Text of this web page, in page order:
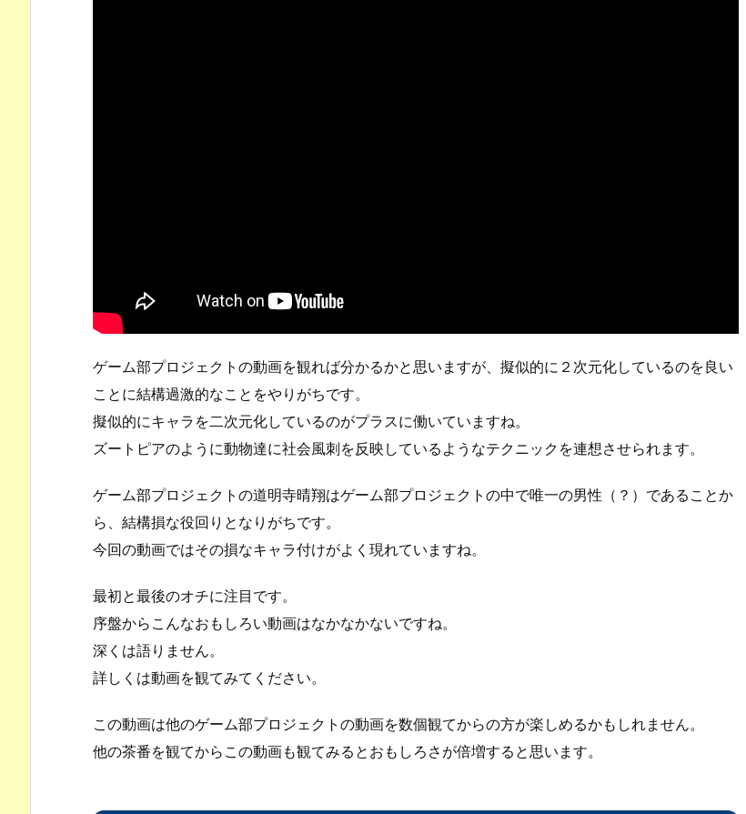
ゲーム部プロジェクトの動画を観れば分かるかと思いますが、擬似的に２次元化しているのを良い
ことに結構過激的なことをやりがちです。
擬似的にキャラを二次元化しているのがプラスに働いていますね。
ズートピアのように動物達に社会風刺を反映しているようなテクニックを連想させられます。
ゲーム部プロジェクトの道明寺晴翔はゲーム部プロジェクトの中で唯一の男性（？）であることか
ら、結構損な役回りとなりがちです。
今回の動画ではその損なキャラ付けがよく現れていますね。
最初と最後のオチに注目です。
序盤からこんなおもしろい動画はなかなかないですね。
深くは語りません。
詳しくは動画を観てみてください。
この動画は他のゲーム部プロジェクトの動画を数個観てからの方が楽しめるかもしれません。
他の茶番を観てからこの動画も観てみるとおもしろさが倍増すると思います。